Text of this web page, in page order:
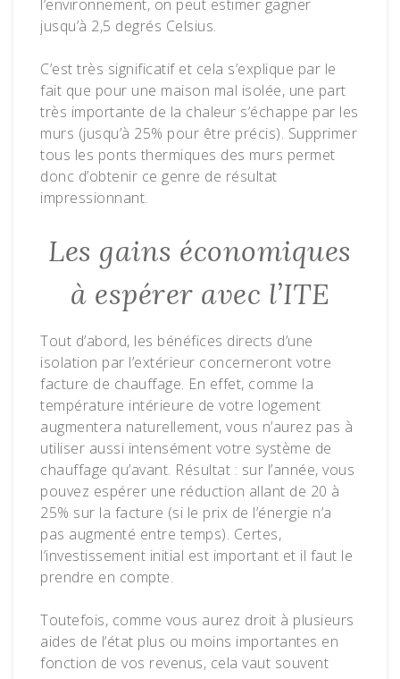
l’environnement, on peut estimer gagner
jusqu’à 2,5 degrés Celsius.
C’est très significatif et cela s’explique par le
fait que pour une maison mal isolée, une part
très importante de la chaleur s’échappe par les
murs (jusqu’à 25% pour être précis). Supprimer
tous les ponts thermiques des murs permet
donc d’obtenir ce genre de résultat
impressionnant.
Les gains économiques
à espérer avec l’ITE
Tout d’abord, les bénéfices directs d’une
isolation par l’extérieur concerneront votre
facture de chauffage. En effet, comme la
température intérieure de votre logement
augmentera naturellement, vous n’aurez pas à
utiliser aussi intensément votre système de
chauffage qu’avant. Résultat : sur l’année, vous
pouvez espérer une réduction allant de 20 à
25% sur la facture (si le prix de l’énergie n’a
pas augmenté entre temps). Certes,
l’investissement initial est important et il faut le
prendre en compte.
Toutefois, comme vous aurez droit à plusieurs
aides de l’état plus ou moins importantes en
fonction de vos revenus, cela vaut souvent